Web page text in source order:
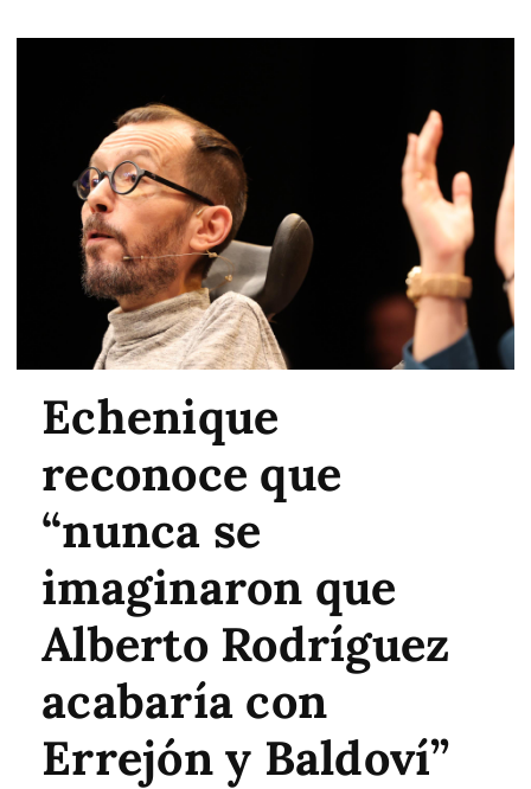
Echenique
reconoce que
“nunca se
imaginaron que
Alberto Rodríguez
acabaría con
Errejón y Baldoví”